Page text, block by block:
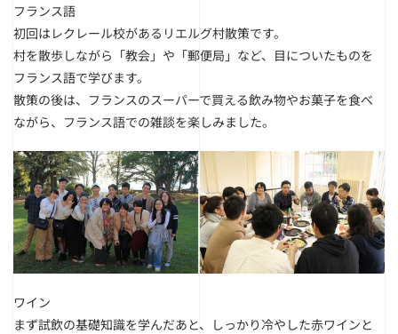
フランス語
初回はレクレール校があるリエルグ村散策です。
村を散歩しながら「教会」や「郵便局」など、目についたものを
フランス語で学びます。
散策の後は、フランスのスーパーで買える飲み物やお菓子を食べ
ながら、フランス語での雑談を楽しみました。
ワイン
まず試飲の基礎知識を学んだあと、しっかり冷やした赤ワインと